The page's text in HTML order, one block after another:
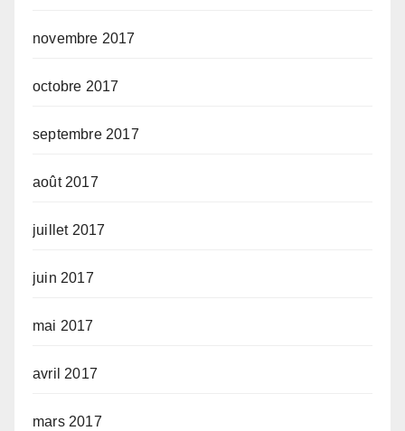
novembre 2017
octobre 2017
septembre 2017
août 2017
juillet 2017
juin 2017
mai 2017
avril 2017
mars 2017